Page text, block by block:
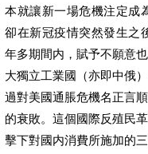
本就讓新一場危機注定成
卻在新冠疫情突然發生之
年多期間内，賦予不願意
大獨立工業國（亦即中俄
過對美國通脹危機名正言
的衰敗。這個國際反殖民
擊下對國内消費所施加的